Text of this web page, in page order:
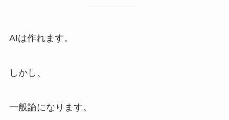
AIは作れます。
しかし、
一般論になります。